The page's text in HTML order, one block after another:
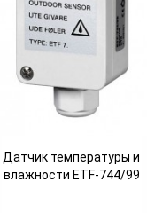
Датчик температуры и
влажности ETF-744/99